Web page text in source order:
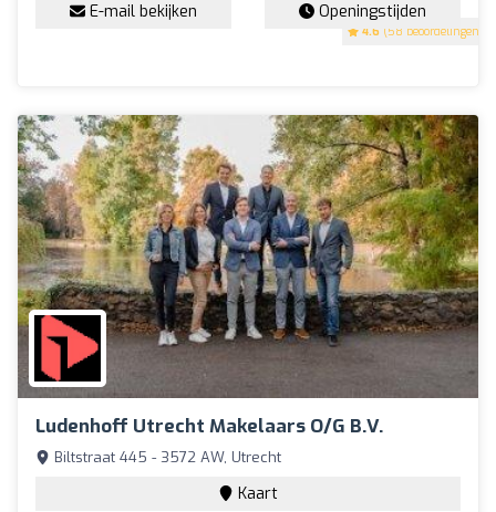
4.6 (58 beoordelingen)
E-mail bekijken Openingstijden
Ludenhoff Utrecht Makelaars O/g B.V.
Biltstraat 445 - 3572 AW, Utrecht
Kaart